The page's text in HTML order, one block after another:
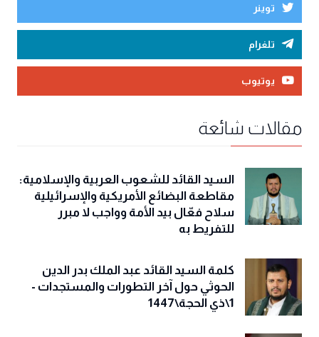
توينر
تلغرام
يوتيوب
مقالات شائعة
السيد القائد للشعوب العربية والإسلامية:
مقاطعة البضائع الأمريكية والإسرائيلية
سلاح فعّال بيد الأمة وواجب لا مبرر
للتفريط به
كلمة السيد القائد عبد الملك بدر الدين
الحوثي حول آخر التطورات والمستجدات -
1\ذي الحجة\1447